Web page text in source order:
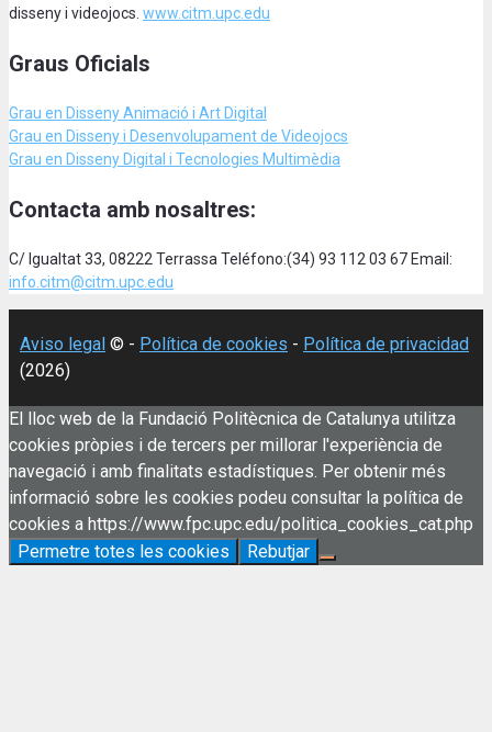
disseny i videojocs. www.citm.upc.edu
Graus Oficials
Grau en Disseny Animació i Art Digital
Grau en Disseny i Desenvolupament de Videojocs
Grau en Disseny Digital i Tecnologies Multimèdia
Contacta amb nosaltres:
C/ Igualtat 33, 08222 Terrassa Teléfono:(34) 93 112 03 67 Email:
info.citm@citm.upc.edu
Aviso legal © - Política de cookies - Política de privacidad
(2026)
El lloc web de la Fundació Politècnica de Catalunya utilitza
cookies pròpies i de tercers per millorar l'experiència de
navegació i amb finalitats estadístiques. Per obtenir més
informació sobre les cookies podeu consultar la política de
cookies a https://www.fpc.upc.edu/politica_cookies_cat.php
Permetre totes les cookies
Rebutjar